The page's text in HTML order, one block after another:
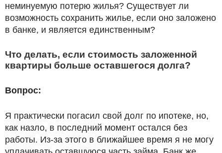
неминуемую потерю жилья? Существует ли
возможность сохранить жилье, если оно заложено
в банке, и является единственным?
Что делать, если стоимость заложенной
квартиры больше оставшегося долга?
Вопрос:
Я практически погасил свой долг по ипотеке, но,
как назло, в последний момент остался без
работы. Из-за этого в ближайшее время я не могу